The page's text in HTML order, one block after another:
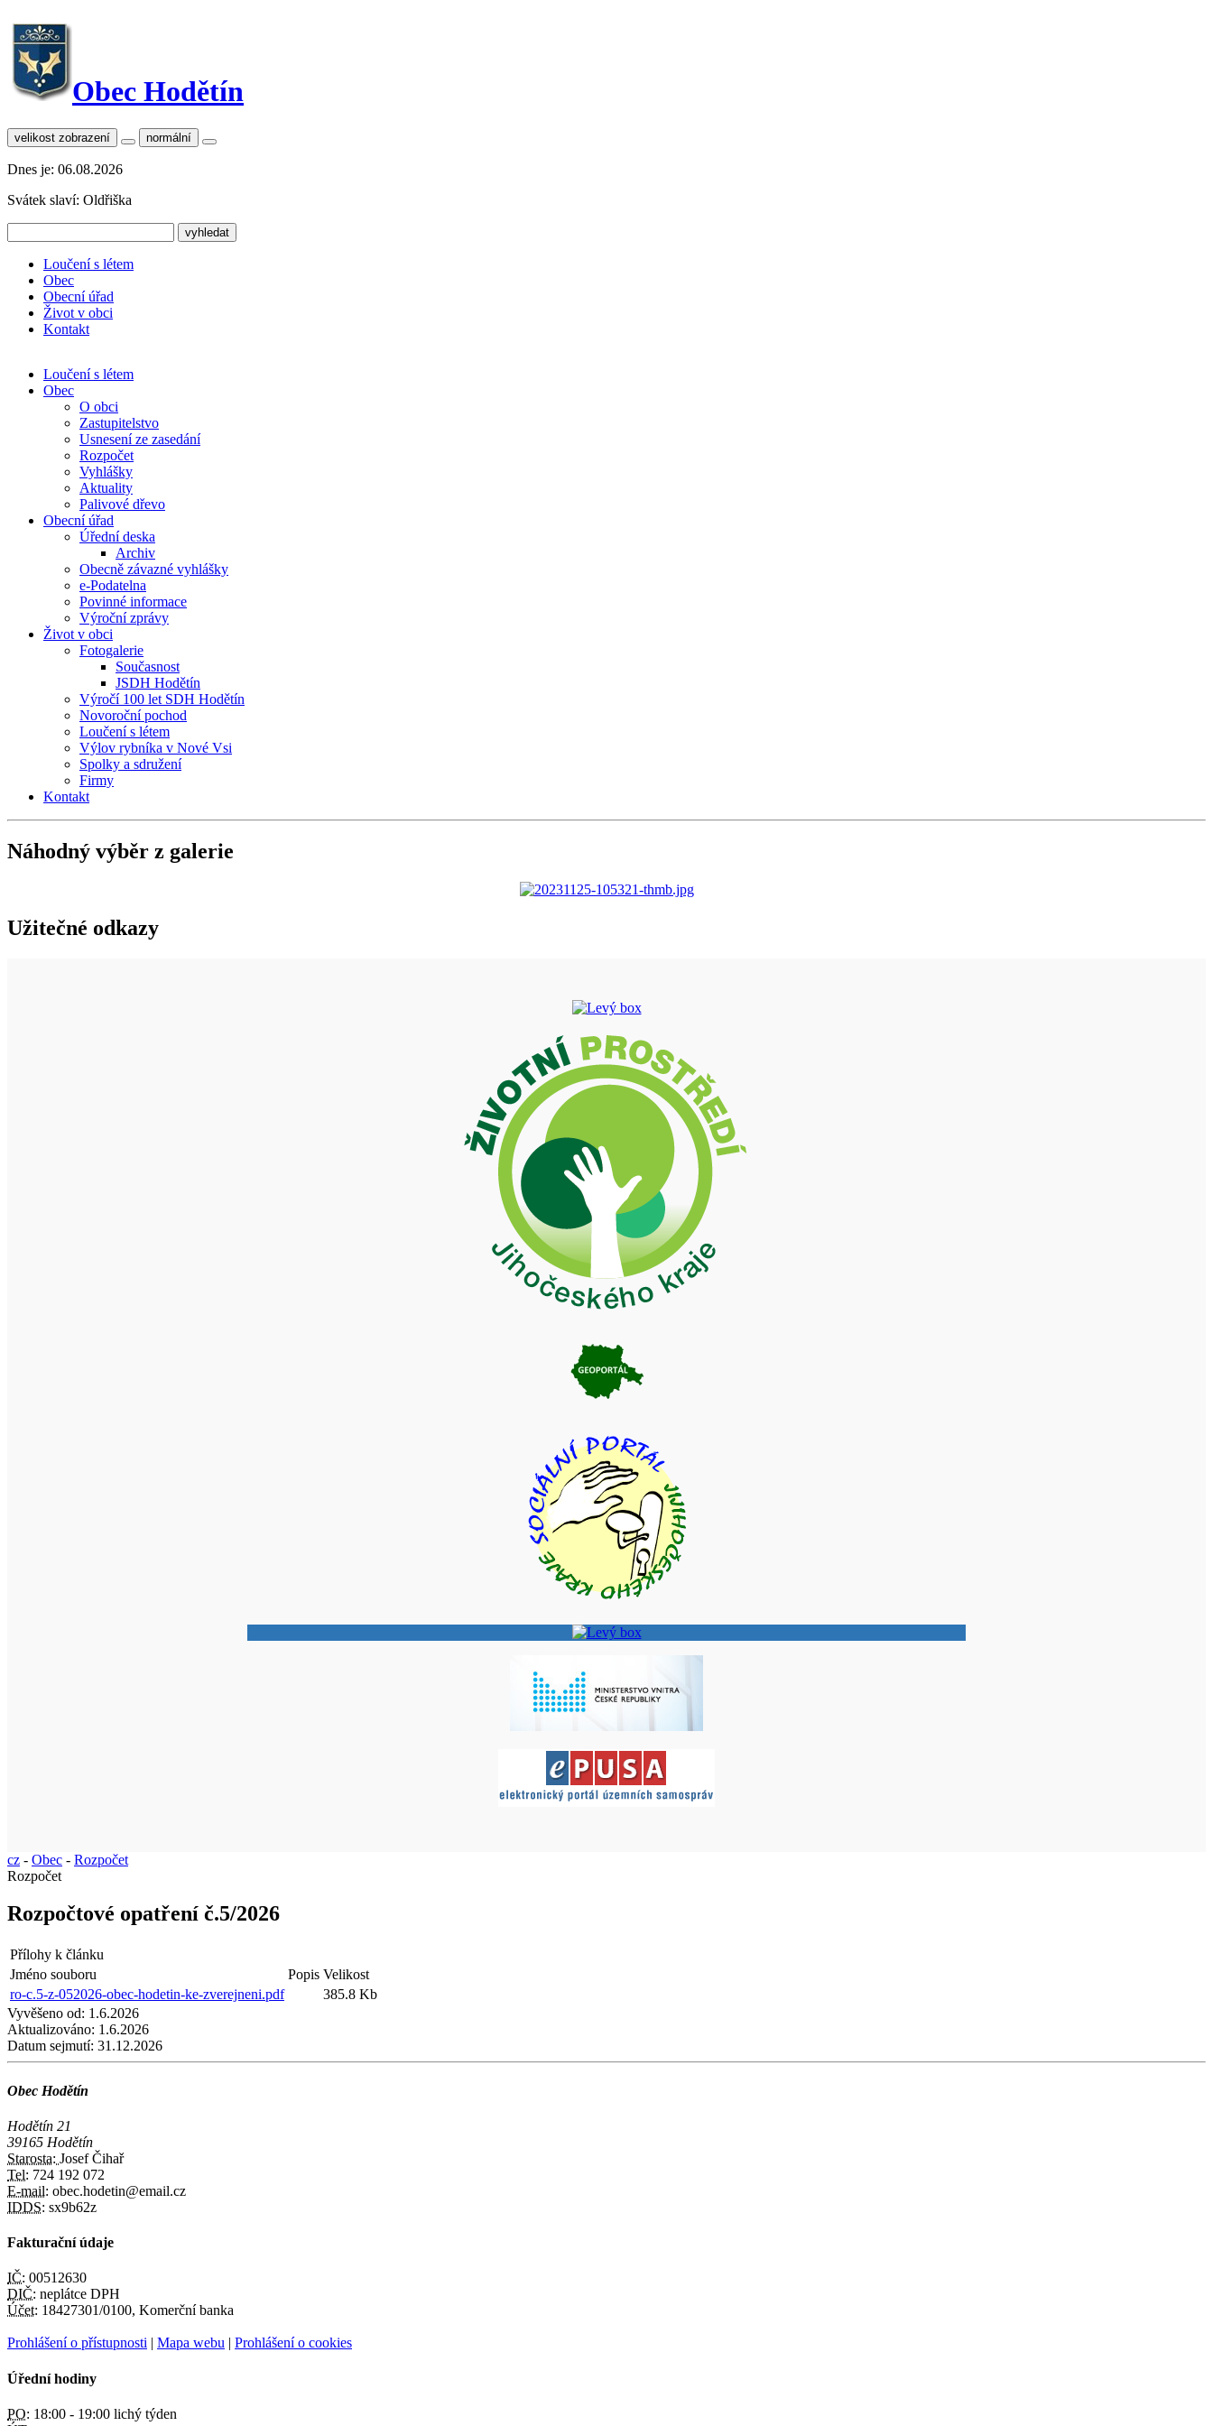
Obec Hodětín
velikost zobrazení normální
Dnes je: 06.08.2026
Svátek slaví: Oldřiška
Loučení s létem
Obec
Obecní úřad
Život v obci
Kontakt
Loučení s létem
Obec
O obci
Zastupitelstvo
Usnesení ze zasedání
Rozpočet
Vyhlášky
Aktuality
Palivové dřevo
Obecní úřad
Úřední deska
Archiv
Obecně závazné vyhlášky
e-Podatelna
Povinné informace
Výroční zprávy
Život v obci
Fotogalerie
Současnost
JSDH Hodětín
Výročí 100 let SDH Hodětín
Novoroční pochod
Loučení s létem
Výlov rybníka v Nové Vsi
Spolky a sdružení
Firmy
Kontakt
Náhodný výběr z galerie
Užitečné odkazy
cz - Obec - Rozpočet
Rozpočet
Rozpočtové opatření č.5/2026
Přílohy k článku
Jméno souboru
Popis Velikost
ro-c.5-z-052026-obec-hodetin-ke-zverejneni.pdf
385.8 Kb
Vyvěšeno od: 1.6.2026
Aktualizováno: 1.6.2026
Datum sejmutí: 31.12.2026
Obec Hodětín
Hodětín 21
39165 Hodětín
Starosta: Josef Čihař
Tel: 724 192 072
E-mail: obec.hodetin@email.cz
IDDS: sx9b62z
Fakturační údaje
IČ: 00512630
DIČ: neplátce DPH
Účet: 18427301/0100, Komerční banka
Prohlášení o přístupnosti | Mapa webu | Prohlášení o cookies
Úřední hodiny
PO: 18:00 - 19:00 lichý týden